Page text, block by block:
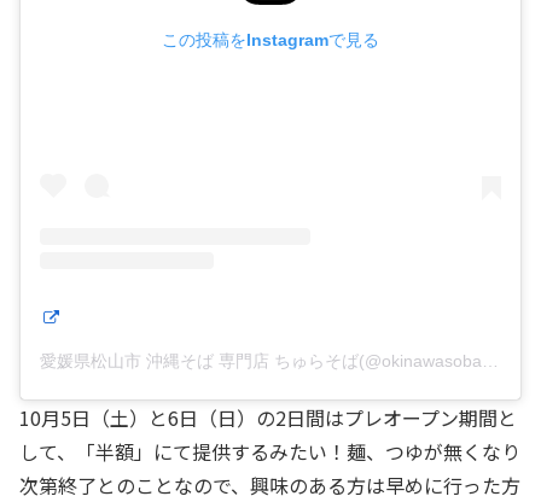
この投稿をInstagramで見る
10月5日（土）と6日（日）の2日間はプレオープン期間と
して、「半額」にて提供するみたい！麺、つゆが無くなり
次第終了とのことなので、興味のある方は早めに行った方